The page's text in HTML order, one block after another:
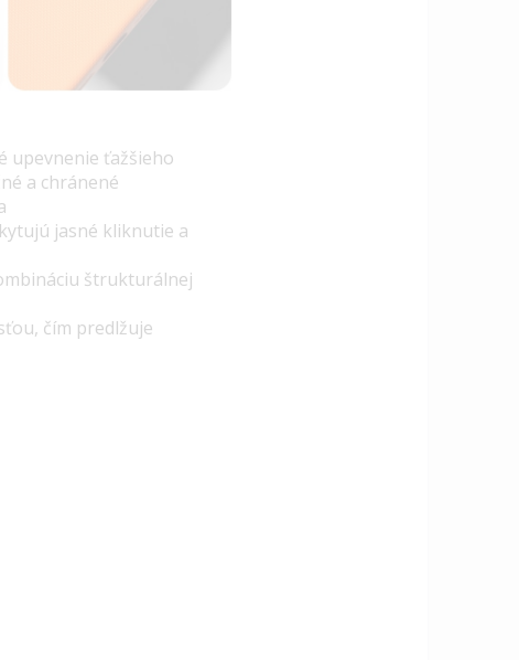
upevnenie ťažšieho
a chránené
jasné kliknutie a
štrukturálnej
čím predlžuje